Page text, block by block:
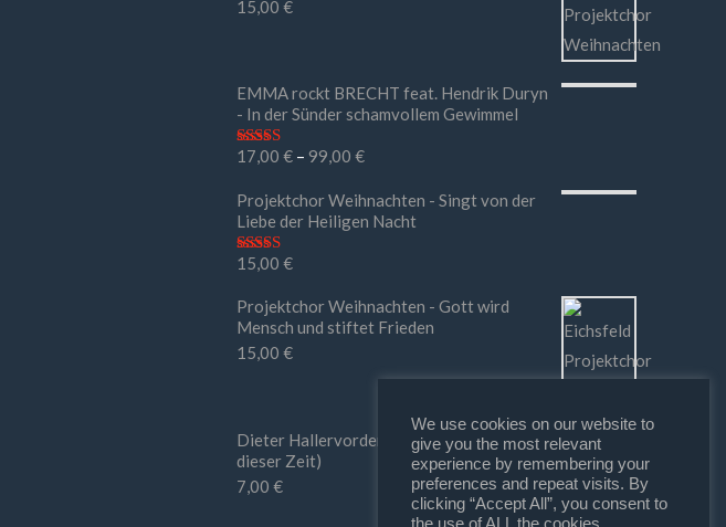
15,00 €
EMMA rockt BRECHT feat. Hendrik Duryn
- In der Sünder schamvollem Gewimmel
Bewertet mit
17,00 €– 99,00 €
Projektchor Weihnachten - Singt von der
Liebe der Heiligen Nacht
Bewertet mit
15,00 €
Projektchor Weihnachten - Gott wird
Mensch und stiftet Frieden
15,00 €
Dieter Hallervorden - Ihr macht mir Mut (in
dieser Zeit)
7,00 €
We use cookies on our website to
give you the most relevant
experience by remembering your
preferences and repeat visits. By
clicking “Accept All”, you consent to